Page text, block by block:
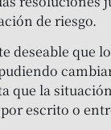
de riesgo.
deseable que
que la
escrito o